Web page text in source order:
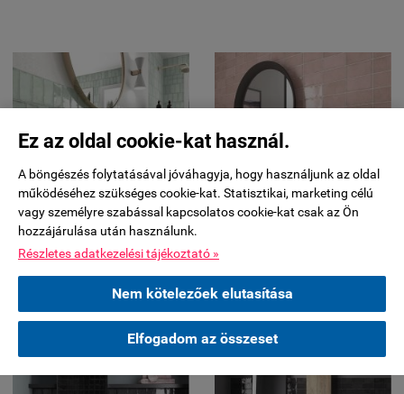
Ez az oldal cookie-kat használ.
A böngészés folytatásával jóváhagyja, hogy használjunk az oldal
működéséhez szükséges cookie-kat. Statisztikai, marketing célú
vagy személyre szabással kapcsolatos cookie-kat csak az Ön
hozzájárulása után használunk.
Részletes adatkezelési tájékoztató »
Nem kötelezőek elutasítása
Elfogadom az összeset